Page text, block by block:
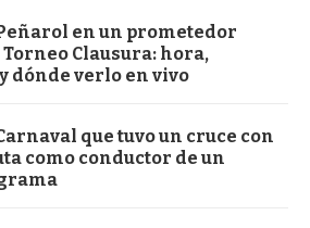
en un prometedor
Clausura: hora,
dónde verlo en vivo
que tuvo un cruce con
como conductor de un